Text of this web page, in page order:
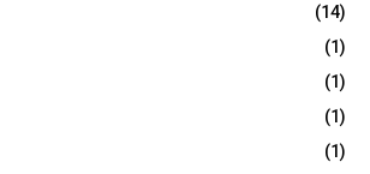
(14)
(1)
(1)
(1)
(1)